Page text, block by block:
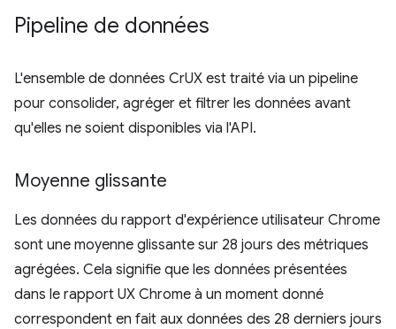
Pipeline de données
L'ensemble de données CrUX est traité via un pipeline
pour consolider, agréger et filtrer les données avant
qu'elles ne soient disponibles via l'API.
Moyenne glissante
Les données du rapport d'expérience utilisateur Chrome
sont une moyenne glissante sur 28 jours des métriques
agrégées. Cela signifie que les données présentées
dans le rapport UX Chrome à un moment donné
correspondent en fait aux données des 28 derniers jours